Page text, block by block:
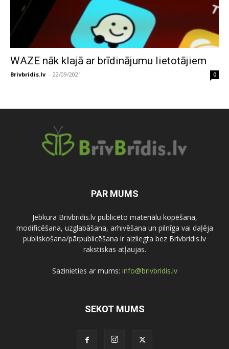
WAZE nāk klajā ar brīdinājumu lietotājiem
Brivbridis.lv - 22/09/2021 0
PAR MUMS
Jebkura Brivbridis.lv publicēto materiālu kopēšana,
modificēšana, uzglabāšana, arhivēšana un pilnīga vai daļēja
publiskošana/pārpublicēšana ir aizliegta bez Brivbridis.lv
rakstiskas atļaujas.
Sazinieties ar mums: info@brivbridis.lv
SEKOT MUMS